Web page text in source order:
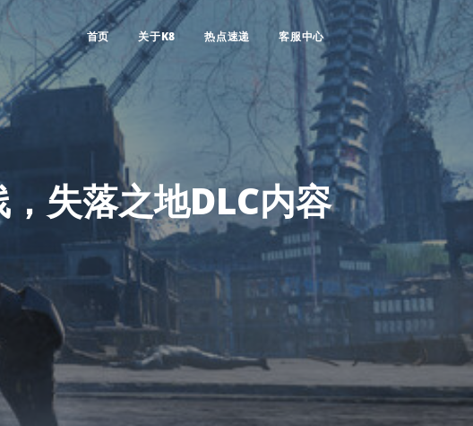
首页 关于K8 热点速递 客服中心
，失落之地DLC内容